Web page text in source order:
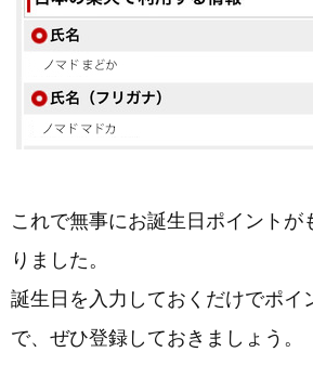
これで無事にお誕生日ポイントが
りました。
誕生日を入力しておくだけでポイ
で、ぜひ登録しておきましょう。